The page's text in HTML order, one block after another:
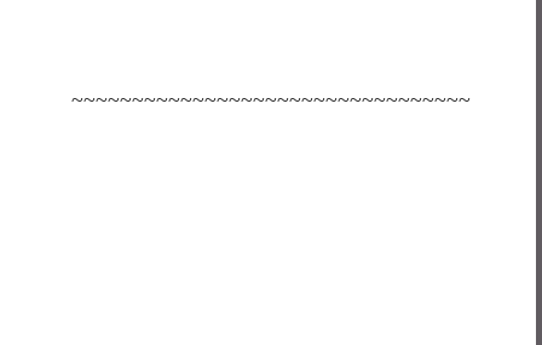
~~~~~~~~~~~~~~~~~~~~~~~~~~~~~~~~~